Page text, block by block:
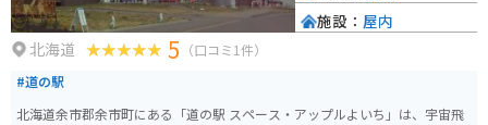
北海道 5 （口コミ1件）
#道の駅
北海道余市郡余市町にある「道の駅 スペース・アップルよいち」は、宇宙飛
施設： 屋内